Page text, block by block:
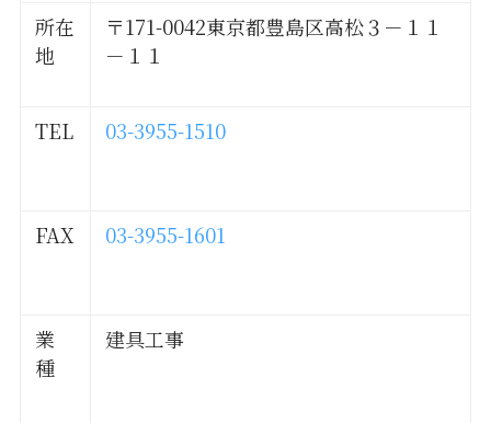
所在
地
〒171-0042東京都豊島区高松３－１１
－１１
TEL 03-3955-1510
FAX 03-3955-1601
業
種
建具工事